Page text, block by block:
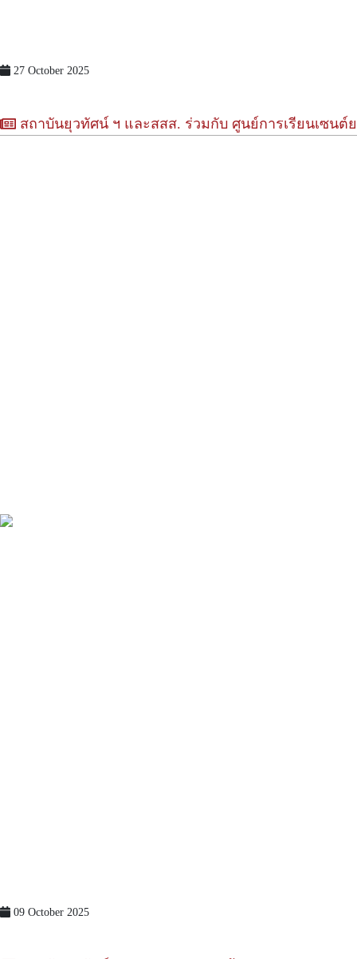
27 October 2025
สถาบันยุวทัศน์ ฯ และสสส. ร่วมกับ ศูนย์การเรียนเซน
09 October 2025